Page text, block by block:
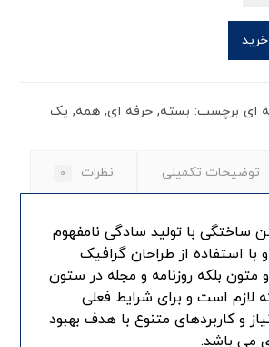
ای برچسب: بسته,حرفه ای,همه, یک
توضیحات تکمیلی نظرات 0
ساختگی با تولید سادگی نامفهوم
استفاده از طراحان گرافیک
متون بلکه روزنامه و مجله در ستون
لازم است و برای شرایط فعلی
و کاربردهای متنوع با هدف بهبود
می باشد.